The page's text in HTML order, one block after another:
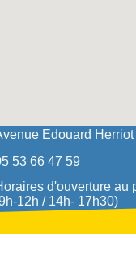
Edouard
53 66 47 59
d'ouverture au
12h / 14h- 17h30)